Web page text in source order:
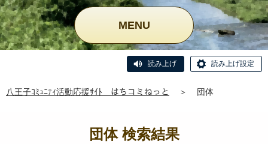
MENU
読み上げ 読み上げ設定
八王子ｺﾐｭﾆﾃｨ活動応援ｻｲﾄ はちコミねっと ＞ 団体
団体 検索結果